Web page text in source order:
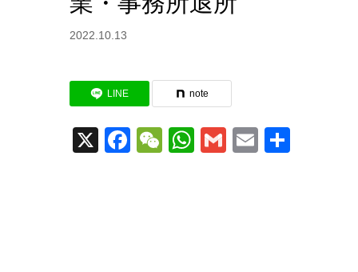
2022.10.13
LINE note
X Facebook
WeChat
WhatsApp
GmailEmail